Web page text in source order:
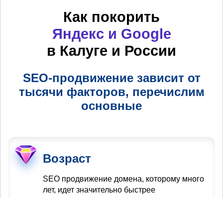
Как покорить
Яндекс и Google
в Калуге и России
SEO-продвижение зависит от
тысячи факторов, перечислим
основные
Возраст
SEO продвижение домена, которому много
лет, идет значительно быстрее